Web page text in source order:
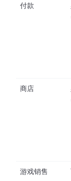
付款
商店
游戏销售